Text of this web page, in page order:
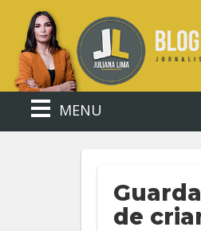
MENU
de